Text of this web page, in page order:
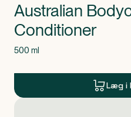
Australian
Conditioner
500 ml
Læg i